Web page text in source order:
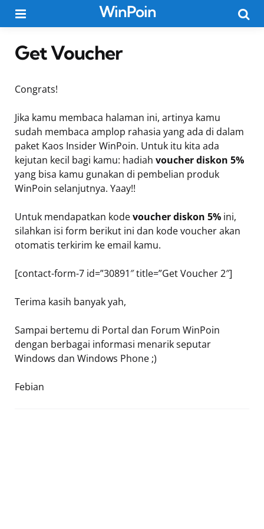
WinPoin
Get Voucher
Congrats!
Jika kamu membaca halaman ini, artinya kamu
sudah membaca amplop rahasia yang ada di dalam
paket Kaos Insider WinPoin. Untuk itu kita ada
kejutan kecil bagi kamu: hadiah voucher diskon 5%
yang bisa kamu gunakan di pembelian produk
WinPoin selanjutnya. Yaay!!
Untuk mendapatkan kodevoucher diskon 5% ini,
silahkan isi form berikut ini dan kode voucher akan
otomatis terkirim ke email kamu.
[contact-form-7 id=”30891″ title=”Get Voucher 2″]
Terima kasih banyak yah,
Sampai bertemu di Portal dan Forum WinPoin
dengan berbagai informasi menarik seputar
Windows dan Windows Phone ;)
Febian